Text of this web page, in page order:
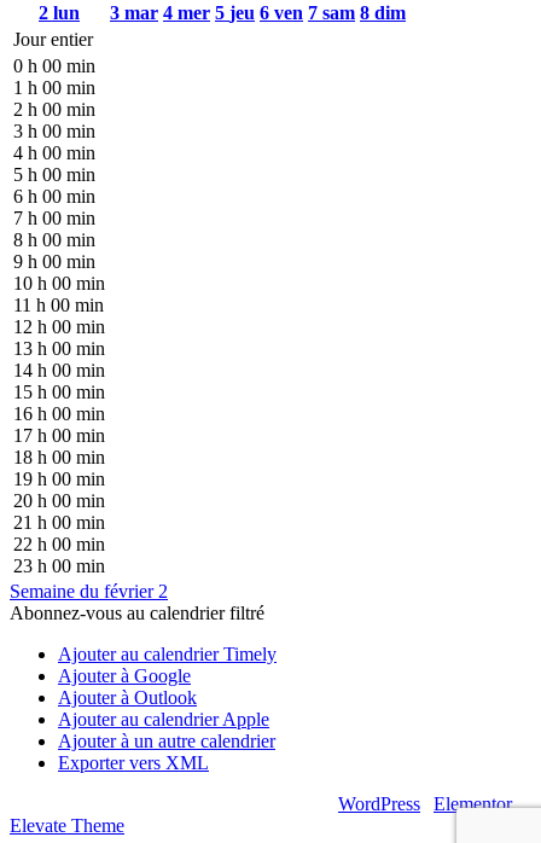
2 lun 3 mar 4 mer 5 jeu 6 ven 7 sam 8 dim
Jour entier
0 h 00 min
1 h 00 min
2 h 00 min
3 h 00 min
4 h 00 min
5 h 00 min
6 h 00 min
7 h 00 min
8 h 00 min
9 h 00 min
10 h 00 min
11 h 00 min
12 h 00 min
13 h 00 min
14 h 00 min
15 h 00 min
16 h 00 min
17 h 00 min
18 h 00 min
19 h 00 min
20 h 00 min
21 h 00 min
22 h 00 min
23 h 00 min
Semaine du février 2
Abonnez-vous au calendrier filtré
Ajouter au calendrier Timely
Ajouter à Google
Ajouter à Outlook
Ajouter au calendrier Apple
Ajouter à un autre calendrier
Exporter vers XML
WordPress Elementor|
Elevate Theme